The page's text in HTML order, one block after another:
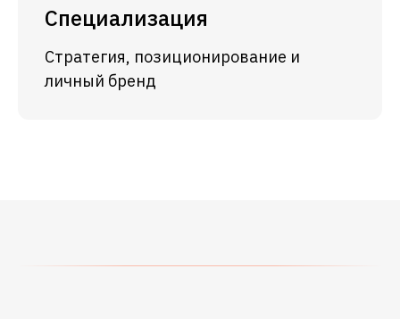
Специализация
Стратегия, позиционирование и
личный бренд